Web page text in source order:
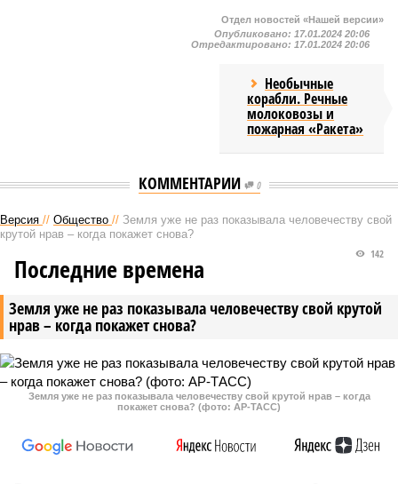
Отдел новостей «Нашей версии»
Опубликовано: 17.01.2024 20:06
Отредактировано: 17.01.2024 20:06
Необычные
корабли. Речные
молоковозы и
пожарная «Ракета»
КОММЕНТАРИИ 0
Версия // Общество // Земля уже не раз показывала человечеству свой
крутой нрав – когда покажет снова?
Земля уже не раз показывала человечеству свой крутой
нрав – когда покажет снова?
142
Последние времена
Земля уже не раз показывала человечеству свой крутой нрав – когда
покажет снова? (фото: АР-ТАСС)